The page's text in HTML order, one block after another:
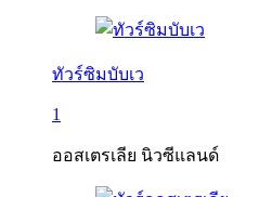
ทัวร์ซิมบับเว
1
ออสเตรเลีย นิวซีแลนด์